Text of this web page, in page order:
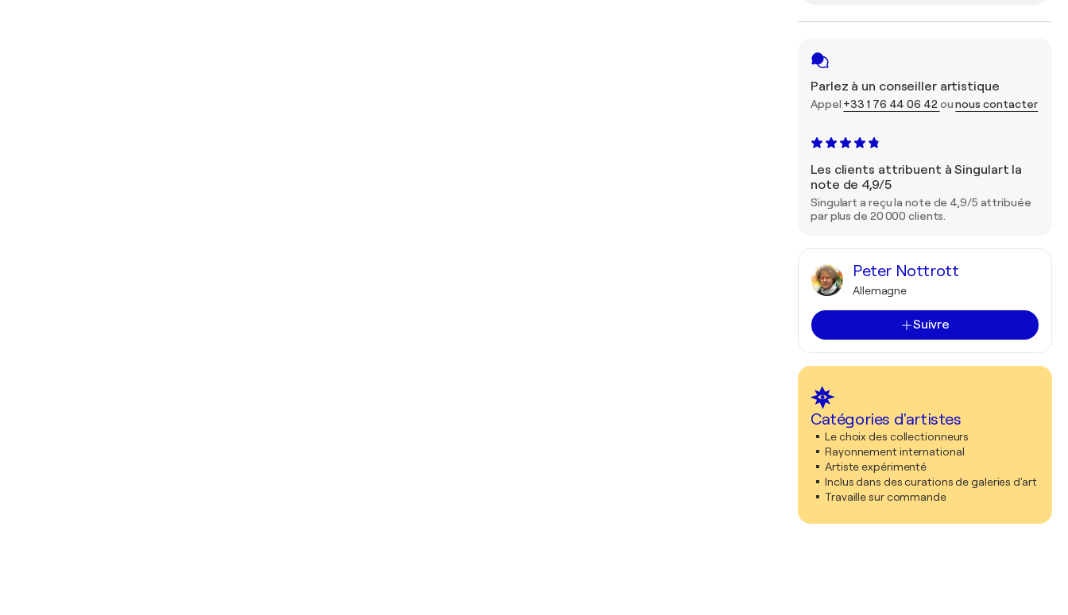
Parlez à un conseiller artistique
Appel +33 1 76 44 06 42 ounous contacter
Les clients attribuent à Singulart la
note de 4,9/5
Singulart a reçu la note de 4,9/5 attribuée
par plus de 20 000 clients.
Peter Nottrott
Allemagne
Suivre
Catégories d'artistes
Le choix des collectionneurs
Rayonnement international
Artiste expérimenté
Inclus dans des curations de galeries d'art
Travaille sur commande